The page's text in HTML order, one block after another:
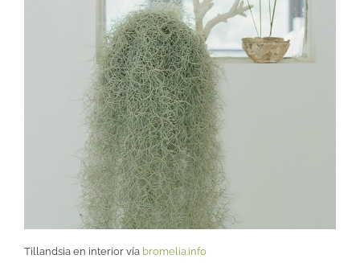
Tillandsia en interior vía bromelia.info